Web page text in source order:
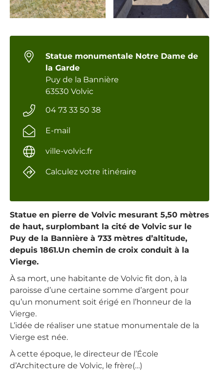
Statue en pierre de Volvic mesurant 5,50 mètres
de haut, surplombant la cité de Volvic sur le
Puy de la Bannière à 733 mètres d’altitude,
depuis 1861.Un chemin de croix conduit à la
Vierge.
À sa mort, une habitante de Volvic fit don, à la
paroisse d’une certaine somme d’argent pour
qu’un monument soit érigé en l’honneur de la
Vierge.
L’idée de réaliser une statue monumentale de la
Vierge est née.
À cette époque, le directeur de l’École
d’Architecture de Volvic, le frère(…)
Statue monumentale Notre Dame de
la Garde
Puy de la Bannière
63530 Volvic
04 73 33 50 38
E-mail
ville-volvic.fr
Calculez votre itinéraire